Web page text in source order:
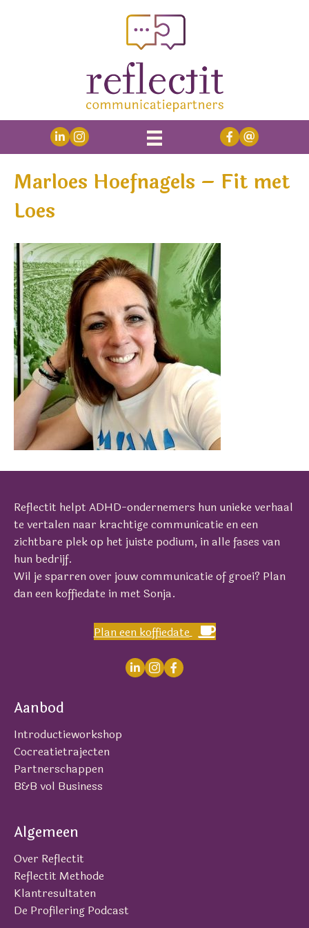
Marloes Hoefnagels – Fit met
Loes
Reflectit helpt ADHD-ondernemers hun unieke verhaal
te vertalen naar krachtige communicatie en een
zichtbare plek op het juiste podium, in alle fases van
hun bedrijf.
Wil je sparren over jouw communicatie of groei? Plan
dan een koffiedate in met Sonja.
Plan een koffiedate
Aanbod
Introductieworkshop
Cocreatietrajecten
Partnerschappen
B&B vol Business
Algemeen
Over Reflectit
Reflectit Methode
Klantresultaten
De Profilering Podcast